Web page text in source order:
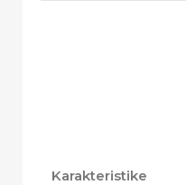
Karakteristike